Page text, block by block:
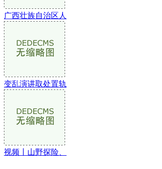
广西壮族自治区人
变乱演讲取处置轨
视频丨山野探险、